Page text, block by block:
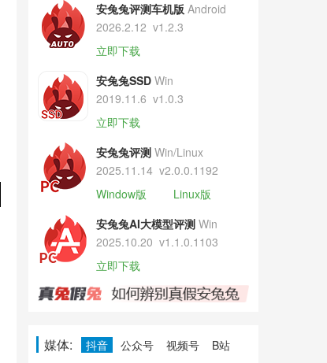
安兔兔评测车机版 Android
2026.2.12 v1.2.3
立即下载
安兔兔SSD Win
2019.11.6 v1.0.3
立即下载
安兔兔评测 Win/Linux
2025.11.14 v2.0.0.1192
Window版
Linux版
安兔兔AI大模型评测 Win
2025.10.20 v1.1.0.1103
立即下载
媒体: 抖音 公众号 视频号 B站